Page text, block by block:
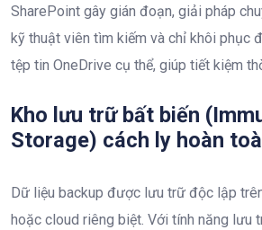
SharePoint gây gián đoạn, giải pháp
kỹ thuật viên tìm kiếm và chỉ khôi phục
tệp tin OneDrive cụ thể, giúp tiết kiệm
Kho lưu trữ bất biến
Storage) cách ly hoàn
Dữ liệu backup được lưu trữ độc lập
hoặc cloud riêng biệt. Với tính năng lưu